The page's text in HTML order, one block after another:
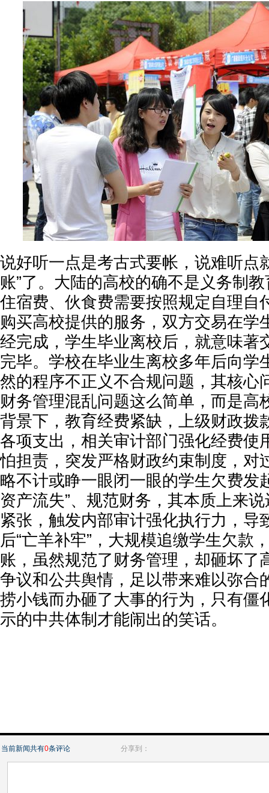
说好听一点是考古式要帐，说难听点
账”了。大陆的高校的确不是义务制
住宿费、伙食费需要按照规定自理自
购买高校提供的服务，双方交易在学
经完成，学生毕业离校后，就意味著
完毕。学校在毕业生离校多年后向学
然的程序不正义不合规问题，其核心
财务管理混乱问题这么简单，而是高
背景下，教育经费紧缺，上级财政拨
各项支出，相关审计部门强化经费使
怕担责，突发严格财政约束制度，对
略不计或睁一眼闭一眼的学生欠费发
资产流失”、规范财务，其本质上来
紧张，触发内部审计强化执行力，导
后“亡羊补牢”，大规模追缴学生欠款
账，虽然规范了财务管理，却砸坏了
争议和公共舆情，足以带来难以弥合
捞小钱而办砸了大事的行为，只有僵
示的中共体制才能闹出的笑话。
当前新闻共有0条评论 分享到：